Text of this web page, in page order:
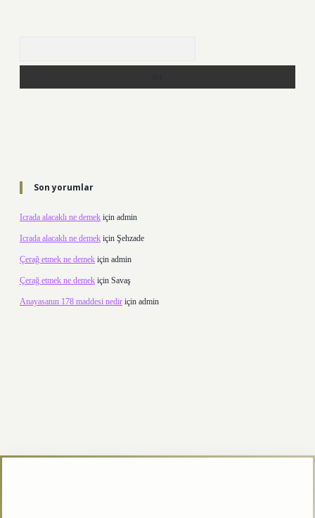
Son yorumlar
Icrada alacaklı ne demek için admin
Icrada alacaklı ne demek için Şehzade
Çerağ etmek ne demek için admin
Çerağ etmek ne demek için Savaş
Anayasanın 178 maddesi nedir için admin